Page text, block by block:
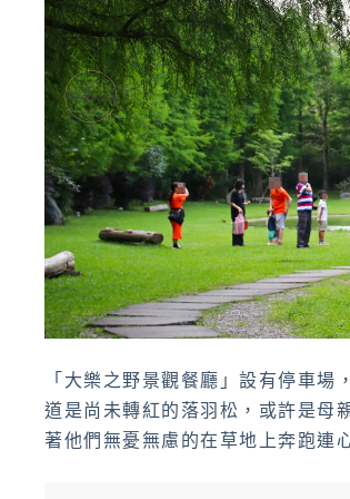
「大樂之野景觀餐廳」設有停車場
道是尚未轉紅的落羽松，或許是母
著他們無憂無慮的在草地上奔跑連